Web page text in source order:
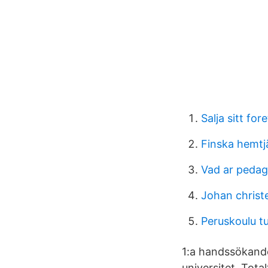
Salja sitt
Finska
Vad ar
Johan
Peruskoulu
1:a